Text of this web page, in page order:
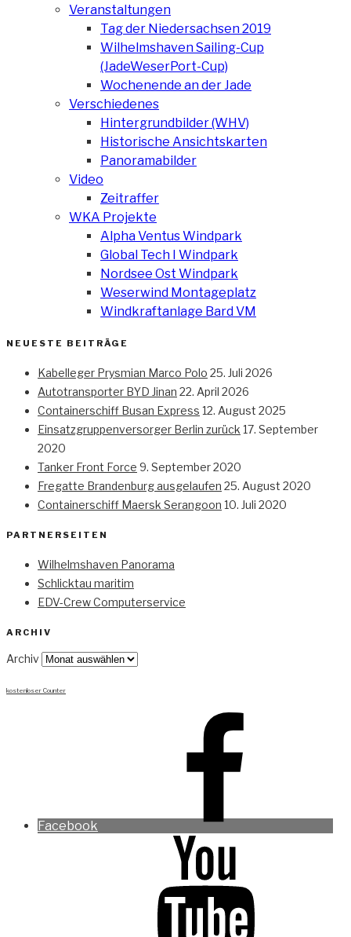
Veranstaltungen
Tag der Niedersachsen 2019
Wilhelmshaven Sailing-Cup
(JadeWeserPort-Cup)
Wochenende an der Jade
Verschiedenes
Hintergrundbilder (WHV)
Historische Ansichtskarten
Panoramabilder
Video
Zeitraffer
WKA Projekte
Alpha Ventus Windpark
Global Tech I Windpark
Nordsee Ost Windpark
Weserwind Montageplatz
Windkraftanlage Bard VM
NEUESTE BEITRÄGE
Kabelleger Prysmian Marco Polo 25. Juli 2026
Autotransporter BYD Jinan 22. April 2026
Containerschiff Busan Express 12. August 2025
Einsatzgruppenversorger Berlin zurück 17. September
2020
Tanker Front Force 9. September 2020
Fregatte Brandenburg ausgelaufen 25. August 2020
Containerschiff Maersk Serangoon 10. Juli 2020
PARTNERSEITEN
Wilhelmshaven Panorama
Schlicktau maritim
EDV-Crew Computerservice
ARCHIV
Archiv
kostenloser Counter
Facebook